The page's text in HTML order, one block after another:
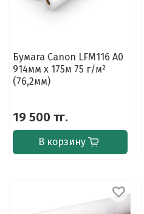
Бумага Canon LFM116 A0
914мм x 175м 75 г/м²
(76,2мм)
19 500 тг.
В корзину